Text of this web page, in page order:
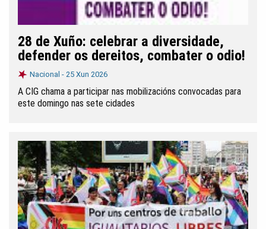
28 de Xuño: celebrar a diversidade,
defender os dereitos, combater o odio!
Nacional - 25 Xun 2026
A CIG chama a participar nas mobilizacións convocadas para
este domingo nas sete cidades